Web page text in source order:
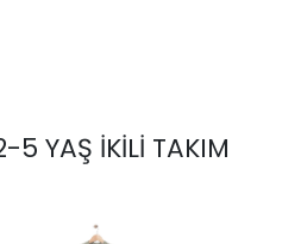
5 YAŞ İKİLİ TAKIM